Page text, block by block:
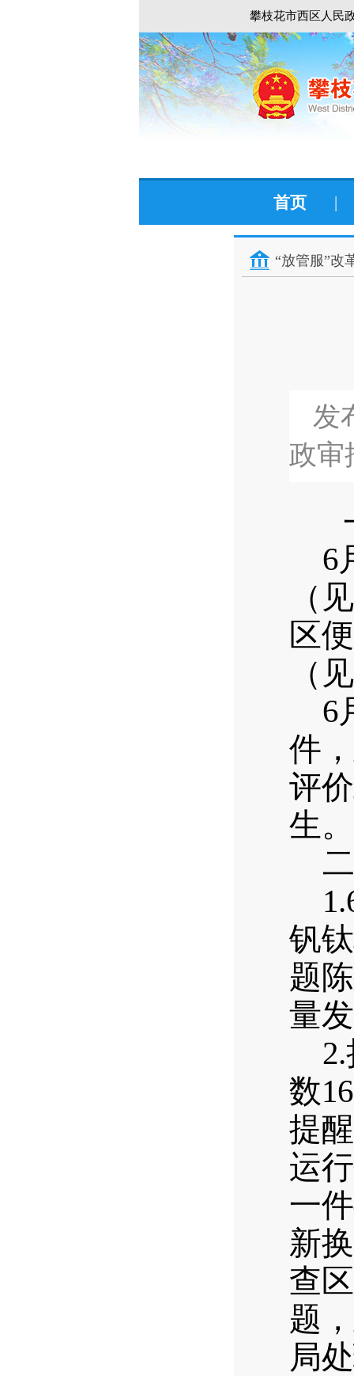
攀枝花市西区人民
首页 |
“放管服”改
发
政审
一
6
（
区
（
6
件
评
生。
钒
题
量
2.
数
提
运
一
新
查
题
局